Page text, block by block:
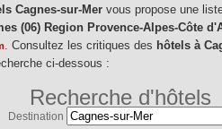
Cagnes-sur-Mer vous propose une
(06) Region Provence-Alpes-Côte
. Consultez les critiques des hôtels à
ci-dessous :
Recherche d'hôtels
Destination